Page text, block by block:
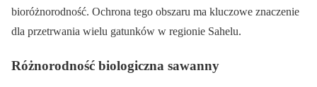
bioróżnorodność. Ochrona tego obszaru ma kluczowe znaczenie
dla przetrwania wielu gatunków w regionie Sahelu.
Różnorodność biologiczna sawanny